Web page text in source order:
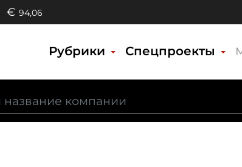
€ 94,06
Рубрики Спецпроекты